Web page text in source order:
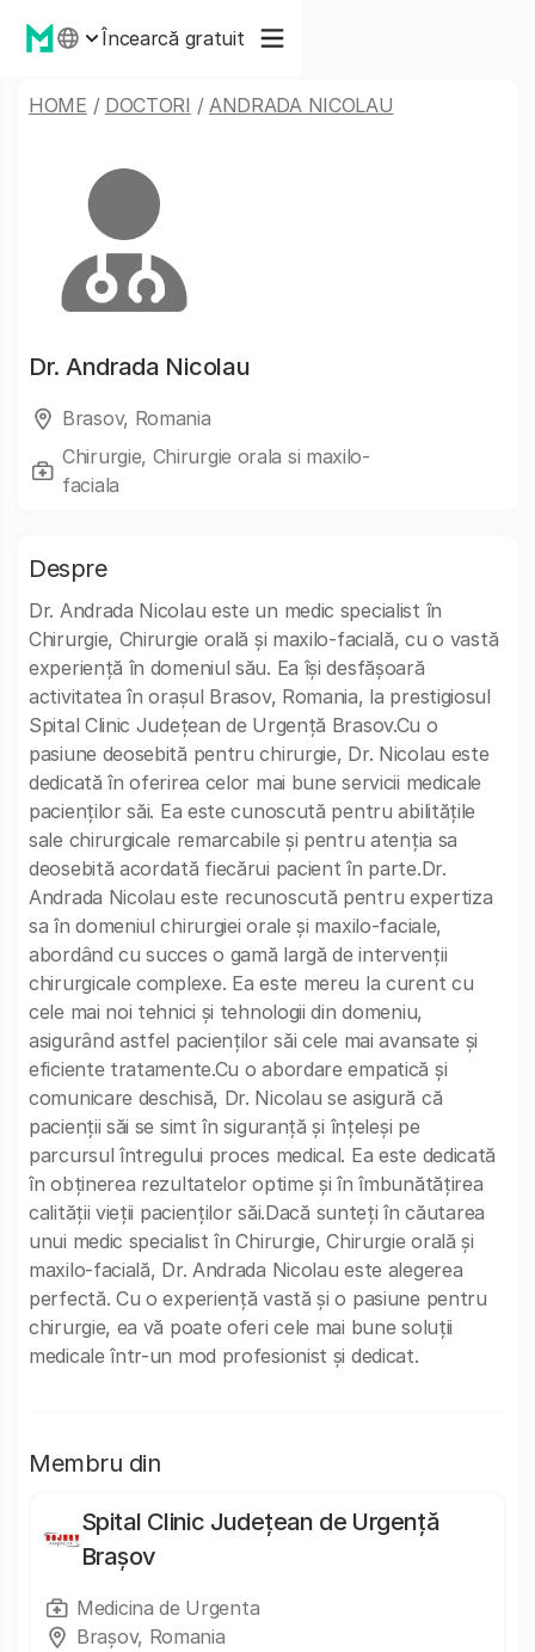
Încearcă gratuit
HOME / DOCTORI / ANDRADA NICOLAU
Dr. Andrada Nicolau
Brasov, Romania
Chirurgie, Chirurgie orala si maxilo-
faciala
Despre
Dr. Andrada Nicolau este un medic specialist în
Chirurgie, Chirurgie orală și maxilo-facială, cu o vastă
experiență în domeniul său. Ea își desfășoară
activitatea în orașul Brasov, Romania, la prestigiosul
Spital Clinic Județean de Urgență Brasov.Cu o
pasiune deosebită pentru chirurgie, Dr. Nicolau este
dedicată în oferirea celor mai bune servicii medicale
pacienților săi. Ea este cunoscută pentru abilitățile
sale chirurgicale remarcabile și pentru atenția sa
deosebită acordată fiecărui pacient în parte.Dr.
Andrada Nicolau este recunoscută pentru expertiza
sa în domeniul chirurgiei orale și maxilo-faciale,
abordând cu succes o gamă largă de intervenții
chirurgicale complexe. Ea este mereu la curent cu
cele mai noi tehnici și tehnologii din domeniu,
asigurând astfel pacienților săi cele mai avansate și
eficiente tratamente.Cu o abordare empatică și
comunicare deschisă, Dr. Nicolau se asigură că
pacienții săi se simt în siguranță și înțeleși pe
parcursul întregului proces medical. Ea este dedicată
în obținerea rezultatelor optime și în îmbunătățirea
calității vieții pacienților săi.Dacă sunteți în căutarea
unui medic specialist în Chirurgie, Chirurgie orală și
maxilo-facială, Dr. Andrada Nicolau este alegerea
perfectă. Cu o experiență vastă și o pasiune pentru
chirurgie, ea vă poate oferi cele mai bune soluții
medicale într-un mod profesionist și dedicat.
Membru din
Spital Clinic Județean de Urgență
Brașov
Medicina de Urgenta
Brașov, Romania